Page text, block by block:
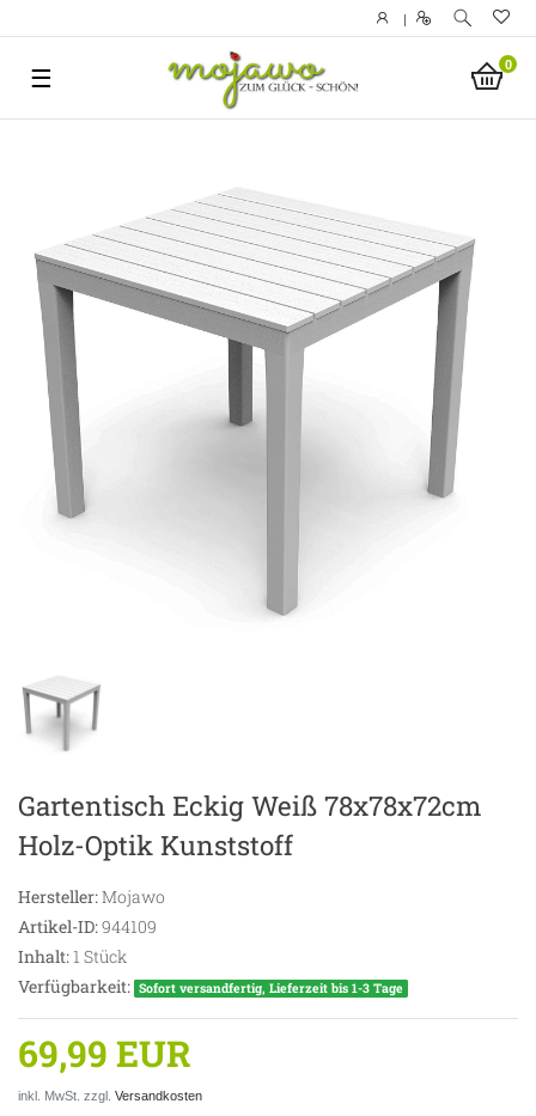
|
0
☰
Gartentisch Eckig Weiß 78x78x72cm
Holz-Optik Kunststoff
Hersteller:Mojawo
Artikel-ID:944109
Inhalt:1 Stück
Verfügbarkeit: Sofort versandfertig, Lieferzeit bis 1-3 Tage
69,99 EUR
inkl. MwSt. zzgl. Versandkosten